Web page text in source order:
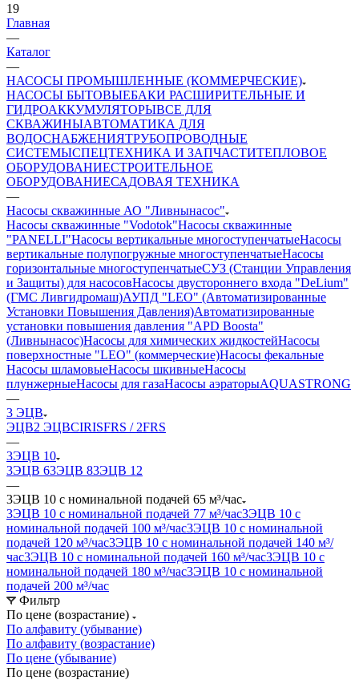
19
Главная
—
Каталог
—
НАСОСЫ ПРОМЫШЛЕННЫЕ (КОММЕРЧЕСКИЕ)
НАСОСЫ БЫТОВЫЕБАКИ РАСШИРИТЕЛЬНЫЕ И
ГИДРОАККУМУЛЯТОРЫВСЕ ДЛЯ
СКВАЖИНЫАВТОМАТИКА ДЛЯ
ВОДОСНАБЖЕНИЯТРУБОПРОВОДНЫЕ
СИСТЕМЫСПЕЦТЕХНИКА И ЗАПЧАСТИТЕПЛОВОЕ
ОБОРУДОВАНИЕСТРОИТЕЛЬНОЕ
ОБОРУДОВАНИЕСАДОВАЯ ТЕХНИКА
—
Насосы скважинные АО "Ливнынасос"
Насосы скважинные "Vodotok"Насосы скважинные
"PANELLI"Насосы вертикальные многоступенчатыеНасосы
вертикальные полупогружные многоступенчатыеНасосы
горизонтальные многоступенчатыеСУЗ (Станции Управления
и Защиты) для насосовНасосы двустороннего входа "DeLium"
(ГМС Ливгидромаш)АУПД "LEO" (Автоматизированные
Установки Повышения Давления)Автоматизированные
установки повышения давления "APD Boosta"
(Ливнынасос)Насосы для химических жидкостейНасосы
поверхностные "LEO" (коммерческие)Насосы фекальные
Насосы шламовыеНасосы шкивныеНасосы
плунжерныеНасосы для газаНасосы аэраторыAQUASTRONG
—
3 ЭЦВ
ЭЦВ2 ЭЦВCIRISFRS / 2FRS
—
3ЭЦВ 10
3ЭЦВ 63ЭЦВ 83ЭЦВ 12
—
3ЭЦВ 10 с номинальной подачей 65 м³/час
3ЭЦВ 10 с номинальной подачей 77 м³/час3ЭЦВ 10 с
номинальной подачей 100 м³/час3ЭЦВ 10 с номинальной
подачей 120 м³/час3ЭЦВ 10 с номинальной подачей 140 м³/
час3ЭЦВ 10 с номинальной подачей 160 м³/час3ЭЦВ 10 с
номинальной подачей 180 м³/час3ЭЦВ 10 с номинальной
подачей 200 м³/час
Фильтр
По цене (возрастание)
По алфавиту (убывание)
По алфавиту (возрастание)
По цене (убывание)
По цене (возрастание)